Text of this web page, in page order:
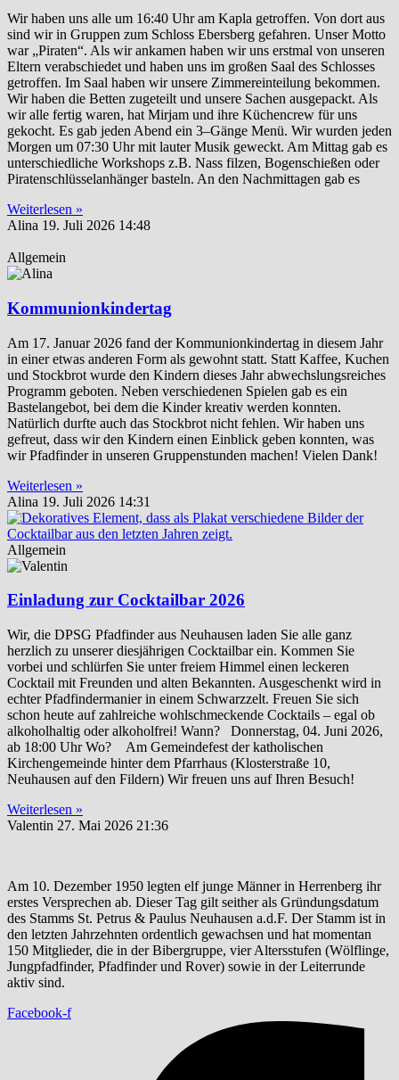
Wir haben uns alle um 16:40 Uhr am Kapla getroffen. Von dort aus
sind wir in Gruppen zum Schloss Ebersberg gefahren. Unser Motto
war „Piraten“. Als wir ankamen haben wir uns erstmal von unseren
Eltern verabschiedet und haben uns im großen Saal des Schlosses
getroffen. Im Saal haben wir unsere Zimmereinteilung bekommen.
Wir haben die Betten zugeteilt und unsere Sachen ausgepackt. Als
wir alle fertig waren, hat Mirjam und ihre Küchencrew für uns
gekocht. Es gab jeden Abend ein 3–Gänge Menü. Wir wurden jeden
Morgen um 07:30 Uhr mit lauter Musik geweckt. Am Mittag gab es
unterschiedliche Workshops z.B. Nass filzen, Bogenschießen oder
Piratenschlüsselanhänger basteln. An den Nachmittagen gab es
Weiterlesen »
Alina 19. Juli 2026 14:48
Allgemein
Kommunionkindertag
Am 17. Januar 2026 fand der Kommunionkindertag in diesem Jahr
in einer etwas anderen Form als gewohnt statt. Statt Kaffee, Kuchen
und Stockbrot wurde den Kindern dieses Jahr abwechslungsreiches
Programm geboten. Neben verschiedenen Spielen gab es ein
Bastelangebot, bei dem die Kinder kreativ werden konnten.
Natürlich durfte auch das Stockbrot nicht fehlen. Wir haben uns
gefreut, dass wir den Kindern einen Einblick geben konnten, was
wir Pfadfinder in unseren Gruppenstunden machen! Vielen Dank!
Weiterlesen »
Alina 19. Juli 2026 14:31
Allgemein
Einladung zur Cocktailbar 2026
Wir, die DPSG Pfadfinder aus Neuhausen laden Sie alle ganz
herzlich zu unserer diesjährigen Cocktailbar ein. Kommen Sie
vorbei und schlürfen Sie unter freiem Himmel einen leckeren
Cocktail mit Freunden und alten Bekannten. Ausgeschenkt wird in
echter Pfadfindermanier in einem Schwarzzelt. Freuen Sie sich
schon heute auf zahlreiche wohlschmeckende Cocktails – egal ob
alkoholhaltig oder alkoholfrei! Wann? Donnerstag, 04. Juni 2026,
ab 18:00 Uhr Wo? Am Gemeindefest der katholischen
Kirchengemeinde hinter dem Pfarrhaus (Klosterstraße 10,
Neuhausen auf den Fildern) Wir freuen uns auf Ihren Besuch!
Weiterlesen »
Valentin 27. Mai 2026 21:36
Am 10. Dezember 1950 legten elf junge Männer in Herrenberg ihr
erstes Versprechen ab. Dieser Tag gilt seither als Gründungsdatum
des Stamms St. Petrus & Paulus Neuhausen a.d.F. Der Stamm ist in
den letzten Jahrzehnten ordentlich gewachsen und hat momentan
150 Mitglieder, die in der Bibergruppe, vier Altersstufen (Wölflinge,
Jungpfadfinder, Pfadfinder und Rover) sowie in der Leiterrunde
aktiv sind.
Facebook-f